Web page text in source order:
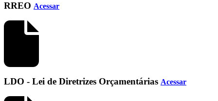
RREO Acessar
LDO - Lei de Diretrizes Orçamentárias Acessar